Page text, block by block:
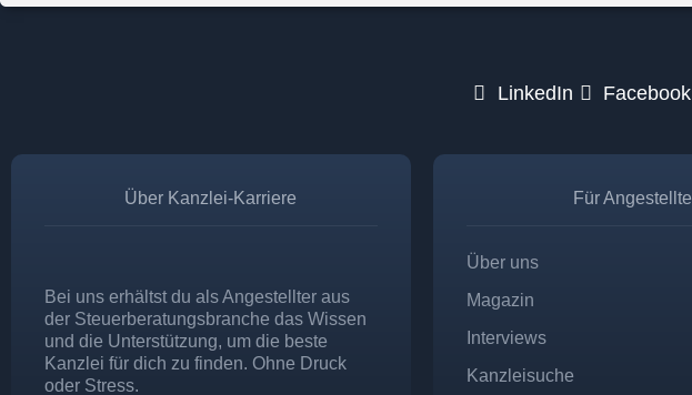
LinkedIn Facebook
Über Kanzlei-Karriere
Bei uns erhältst du als Angestellter aus
der Steuerberatungsbranche das Wissen
und die Unterstützung, um die beste
Kanzlei für dich zu finden. Ohne Druck
oder Stress.
Für Angestellte
Über uns
Magazin
Interviews
Kanzleisuche